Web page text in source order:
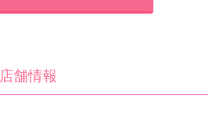
店舗情報